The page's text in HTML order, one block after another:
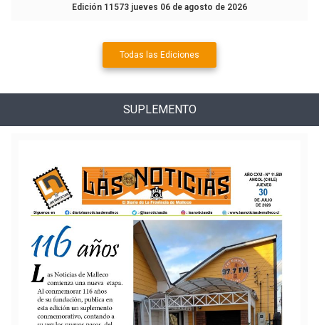
Edición 11573 jueves 06 de agosto de 2026
Todas las Ediciones
SUPLEMENTO